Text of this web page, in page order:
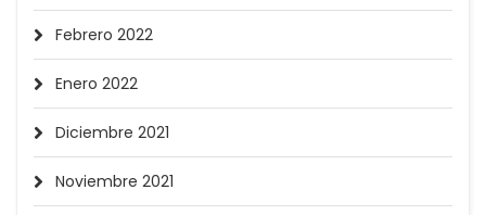
Febrero 2022
Enero 2022
Diciembre 2021
Noviembre 2021